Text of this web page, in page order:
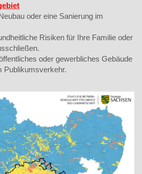
oder eine Sanierung im
Risiken für Ihre Familie oder
oder gewerbliches Gebäude
Publikumsverkehr.